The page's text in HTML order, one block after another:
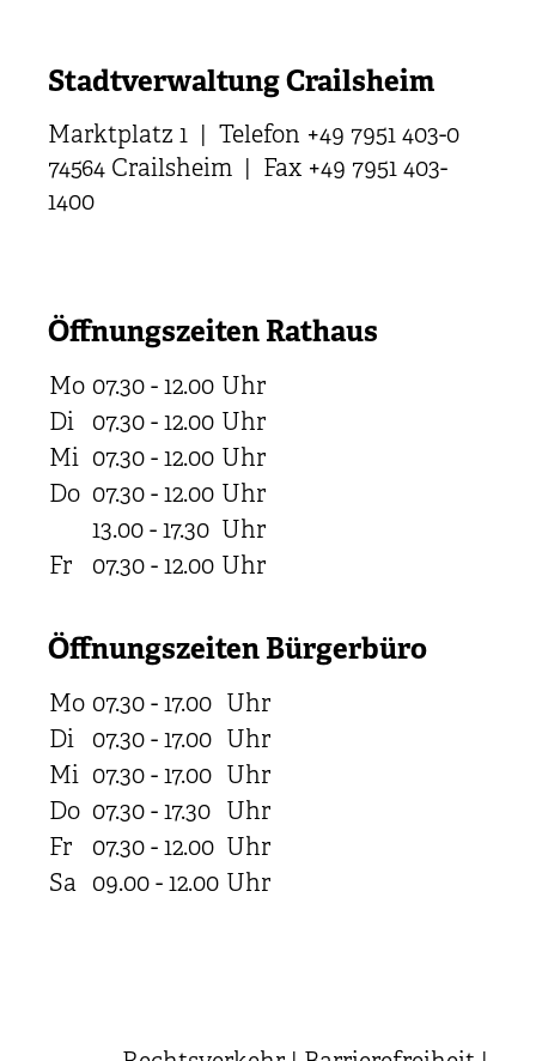
Stadtverwaltung Crailsheim
Marktplatz 1 | Telefon +49 7951 403-0
74564 Crailsheim | Fax +49 7951 403-
1400
Öffnungszeiten Rathaus
Mo 07.30 - 12.00 Uhr
Di
07.30 - 12.00 Uhr
Mi 07.30 - 12.00 Uhr
Do 07.30 - 12.00 Uhr
13.00 - 17.30 Uhr
Fr
07.30 - 12.00 Uhr
Öffnungszeiten Bürgerbüro
Mo 07.30 - 17.00 Uhr
Di
07.30 - 17.00 Uhr
Mi 07.30 - 17.00 Uhr
Do 07.30 - 17.30 Uhr
Fr
07.30 - 12.00 Uhr
Sa 09.00 - 12.00 Uhr